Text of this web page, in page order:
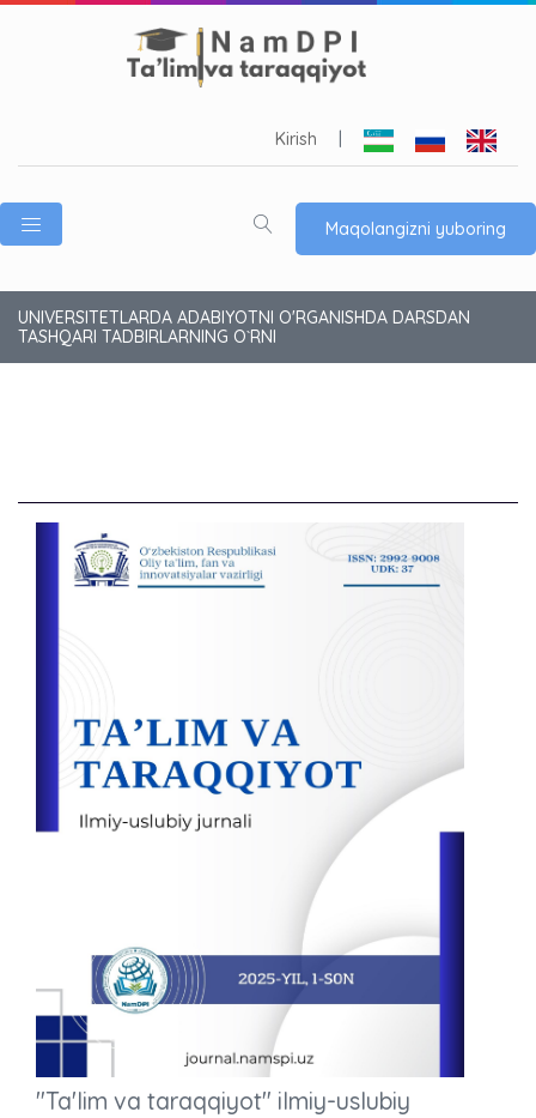
Kirish
Maqolangizni yuboring
UNIVERSITETLARDA ADABIYOTNI O'RGANISHDA DARSDAN
TASHQARI TADBIRLARNING O`RNI
"Ta'lim va taraqqiyot" ilmiy-uslubiy